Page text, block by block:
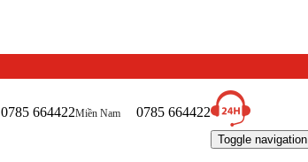
0785 664422Miền Nam 0785 664422
Toggle navigation